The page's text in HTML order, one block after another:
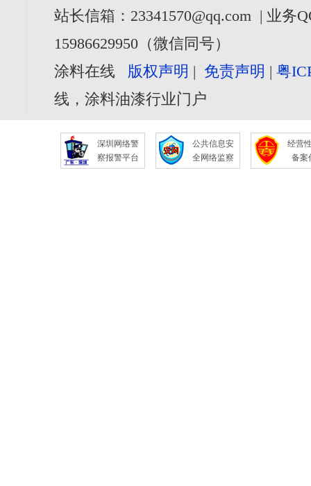
站长信箱：23341570@qq.com | 业务
15986629950（微信同号）
涂料在线 版权声明 | 免责声明 |粤
线，涂料油漆行业门户
深圳网络警
察报警平台
公共信息安
全网络监察
经营
备案